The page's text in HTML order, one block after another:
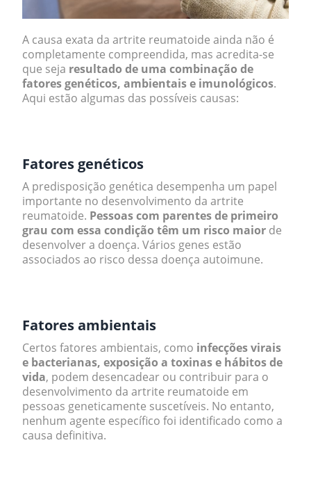
A causa exata da artrite reumatoide ainda não é
completamente compreendida, mas acredita-se
que seja resultado de uma combinação de
fatores genéticos, ambientais e imunológicos.
Aqui estão algumas das possíveis causas:
Fatores genéticos
A predisposição genética desempenha um papel
importante no desenvolvimento da artrite
reumatoide. Pessoas com parentes de primeiro
grau com essa condição têm um risco maior de
desenvolver a doença. Vários genes estão
associados ao risco dessa doença autoimune.
Fatores ambientais
Certos fatores ambientais, como infecções virais
e bacterianas, exposição a toxinas e hábitos de
vida, podem desencadear ou contribuir para o
desenvolvimento da artrite reumatoide em
pessoas geneticamente suscetíveis. No entanto,
nenhum agente específico foi identificado como a
causa definitiva.